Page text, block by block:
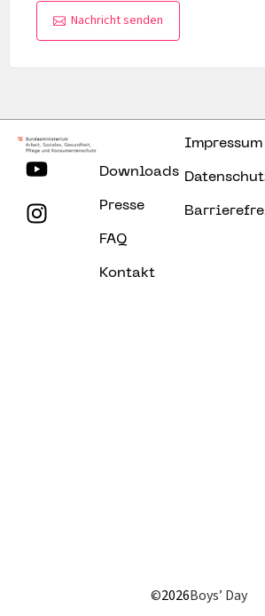
Nachricht senden
Downloads
Presse
FAQ
Kontakt
Impressum
©2026Boys’ Day